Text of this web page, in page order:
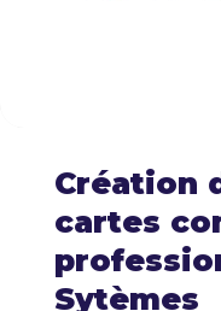
Création
cartes
Sytèmes